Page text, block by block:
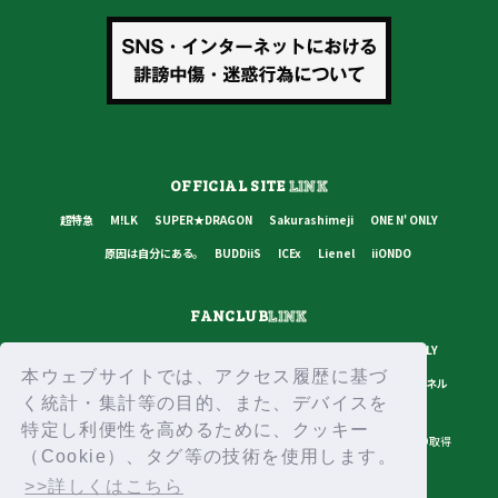
本ウェブサイトでは、アクセス履歴に基づ
く統計・集計等の目的、また、デバイスを
特定し利便性を高めるために、クッキー
（Cookie）、タグ等の技術を使用します。
>>詳しくはこちら
OFFICIAL SITELINK
超特急 M!LK SUPER★DRAGON Sakurashimeji
ONE N' ONLY
原因は自分にある。
BUDDiiS ICEx Lienel iiONDO
FANCLUBLINK
ONE N' ONLY
原因は自分にある。
BUDDiiS ICEx Lienel スターダストチャンネル
プライバシーポリシー ご利用規約 推奨環境 ヘルプ・お問い合わせ
ID取得